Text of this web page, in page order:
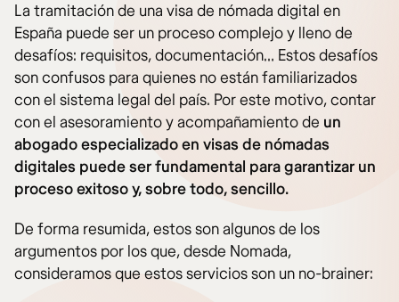
La tramitación de una visa de nómada digital en
España puede ser un proceso complejo y lleno de
desafíos: requisitos, documentación… Estos desafíos
son confusos para quienes no están familiarizados
con el sistema legal del país. Por este motivo, contar
con el asesoramiento y acompañamiento de un
abogado especializado en visas de nómadas
digitales puede ser fundamental para garantizar un
proceso exitoso y, sobre todo, sencillo.
De forma resumida, estos son algunos de los
argumentos por los que, desde Nomada,
consideramos que estos servicios son un no-brainer: